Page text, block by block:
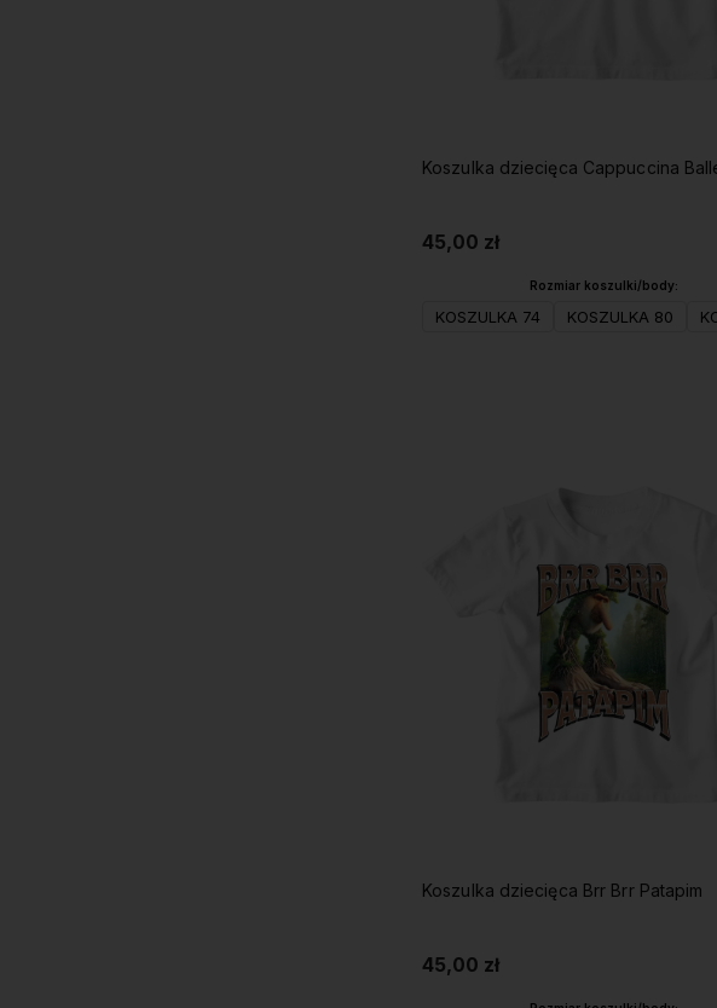
Koszulka dziecięca Cappuccina
45,00 zł
Rozmiar koszulki/body:
KOSZULKA 74 KOSZULKA 80
Koszulka dziecięca Brr Brr Patapim
45,00 zł